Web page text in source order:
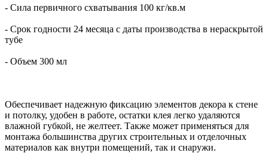
- Сила первичного схватывания 100 кг/кв.м
- Срок годности 24 месяца с даты производства в нераскрытой
тубе
- Объем 300 мл
Обеспечивает надежную фиксацию элементов декора к стене
и потолку, удобен в работе, остатки клея легко удаляются
влажной губкой, не желтеет. Также может применяться для
монтажа большинства других строительных и отделочных
материалов как внутри помещений, так и снаружи.